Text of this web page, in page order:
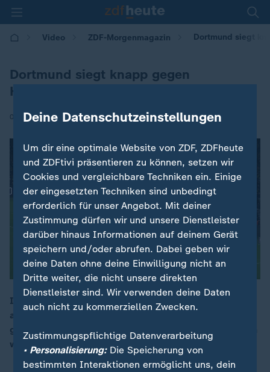
Video ZDF-Morgenmagazin Dortmund siegt
Dortmund siegt knapp gegen
Heidenheim
02.02.2026 | 05:30
In der Fußball-Bundesliga kommt Borussia Dortmund
auf 6 Punkte an Spitzenreiter FC Bayern ran. Der BVB
gewinnt sein Heimspiel gegen Heidenheim mit 3:2. Ein
wahrer Zitter-Sieg mit Guirassy im Fokus.
Deine Datenschutzeinstellungen
Um dir eine optimale Website von ZDF, ZDFheute
und ZDFtivi präsentieren zu können, setzen wir
Cookies und vergleichbare Techniken ein. Einige
der eingesetzten Techniken sind unbedingt
erforderlich für unser Angebot. Mit deiner
Zustimmung dürfen wir und unsere Dienstleister
darüber hinaus Informationen auf deinem Gerät
speichern und/oder abrufen. Dabei geben wir
deine Daten ohne deine Einwilligung nicht an
Dritte weiter, die nicht unsere direkten
Dienstleister sind. Wir verwenden deine Daten
auch nicht zu kommerziellen Zwecken.
Zustimmungspflichtige Datenverarbeitung
• Personalisierung:Die Speicherung von
bestimmten Interaktionen ermöglicht uns, dein